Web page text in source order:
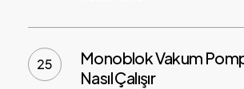
Monoblok Vakum
Nasıl Çalışır